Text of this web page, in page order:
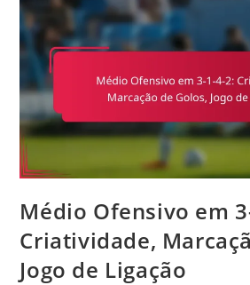
2:
Comunicação,
Compreensão,
Sinergia
Médio Ofensivo em
Criatividade,
Jogo de Ligação